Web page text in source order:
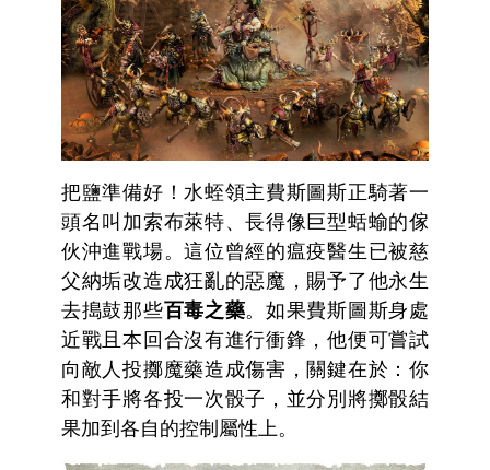
把鹽準備好！水蛭領主費斯圖斯正騎著一
頭名叫加索布萊特、長得像巨型蛞蝓的傢
伙沖進戰場。這位曾經的瘟疫醫生已被慈
父納垢改造成狂亂的惡魔，賜予了他永生
去搗鼓那些百毒之藥。如果費斯圖斯身處
近戰且本回合沒有進行衝鋒，他便可嘗試
向敵人投擲魔藥造成傷害，關鍵在於：你
和對手將各投一次骰子，並分別將擲骰結
果加到各自的控制屬性上。